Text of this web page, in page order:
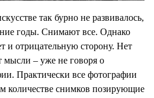
так бурно не развивалось,
годы. Снимают все. Однако
и отрицательную сторону. Нет
мысли – уже не говоря о
Практически все фотографии
количестве снимков позирующие